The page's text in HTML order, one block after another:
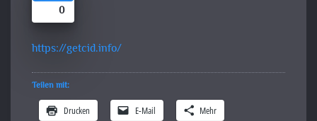
0
https://getcid.info/
Teilen mit:
Drucken E-Mail Mehr